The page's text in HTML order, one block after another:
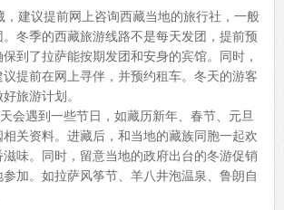
建议提前网上咨询西藏当地的旅行社，一般
冬季的西藏旅游线路不是每天发团，提前预
到了拉萨能按期发团和安身的宾馆。同时，
提前在网上寻伴，并预约租车。冬天的游客
旅游计划。
遇到一些节日，如藏历新年、春节、元旦
关资料。进藏后，和当地的藏族同胞一起欢
味。同时，留意当地的政府出台的冬游促销
加。如拉萨风筝节、羊八井泡温泉、鲁朗自